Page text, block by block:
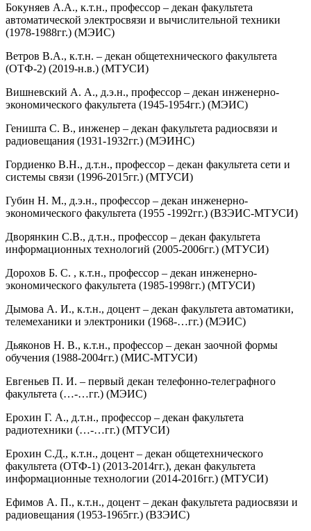
Бокуняев А.А., к.т.н., профессор – декан факультета
автоматической электросвязи и вычислительной техники
(1978-1988гг.) (МЭИС)
Ветров В.А., к.т.н. – декан общетехнического факультета
(ОТФ-2) (2019-н.в.) (МТУСИ)
Вишневский А. А., д.э.н., профессор – декан инженерно-
экономического факультета (1945-1954гг.) (МЭИС)
Геништа С. В., инженер – декан факультета радиосвязи и
радиовещания (1931-1932гг.) (МЭИНС)
Гордиенко В.Н., д.т.н., профессор – декан факультета сети и
системы связи (1996-2015гг.) (МТУСИ)
Губин Н. М., д.э.н., профессор – декан инженерно-
экономического факультета (1955 -1992гг.) (ВЗЭИС-МТУСИ)
Дворянкин С.В., д.т.н., профессор – декан факультета
информационных технологий (2005-2006гг.) (МТУСИ)
Дорохов Б. С. , к.т.н., профессор – декан инженерно-
экономического факультета (1985-1998гг.) (МТУСИ)
Дымова А. И., к.т.н., доцент – декан факультета автоматики,
теле­механики и электроники (1968-…гг.) (МЭИС)
Дьяконов Н. В., к.т.н., профессор – декан заочной формы
обучения (1988-2004гг.) (МИС-МТУСИ)
Евгеньев П. И. – первый декан телефонно-телеграфного
факультета (…-…гг.) (МЭИС)
Ерохин Г. А., д.т.н., профессор – декан факультета
радиотехники (…-…гг.) (МТУСИ)
Ерохин С.Д., к.т.н., доцент – декан общетехнического
факультета (ОТФ-1) (2013-2014гг.), декан факультета
информационные технологии (2014-2016гг.) (МТУСИ)
Ефимов А. П., к.т.н., доцент – декан факультета радиосвязи и
радиовещания (1953-1965гг.) (ВЗЭИС)